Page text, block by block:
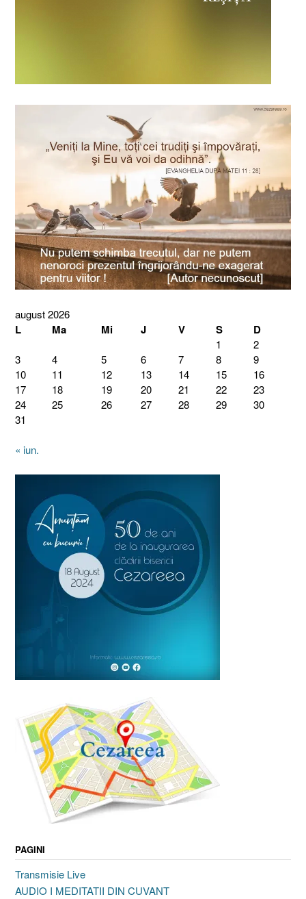
august 2026
L Ma Mi J V S D
1
2
3
4 5 6 7 8
9
10
11 12 13 14 15
16
17
18 19 20 21 22
23
24
25 26 27 28 29
30
31
« iun.
PAGINI
Transmisie Live
AUDIO I MEDITATII DIN CUVANT